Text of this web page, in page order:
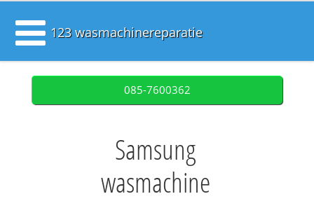
123 wasmachinereparatie
085-7600362
Samsung
wasmachine